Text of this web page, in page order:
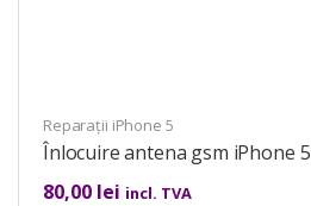
Reparații iPhone 5
Înlocuire antena gsm iPhone 5
80,00 lei incl. TVA